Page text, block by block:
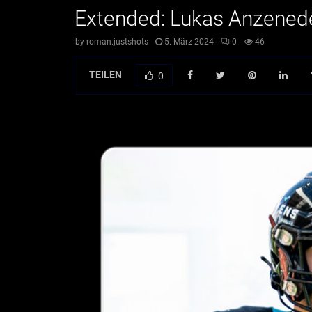
Extended: Lukas
by roman.justshots 5. März 2024 0 46
TEILEN 0